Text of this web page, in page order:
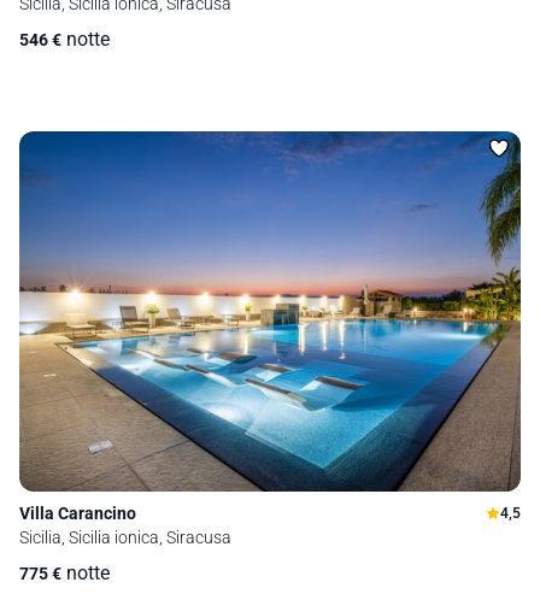
546€ notte
Villa Carancino 4,5
Sicilia, Sicilia ionica, Siracusa
775€ notte